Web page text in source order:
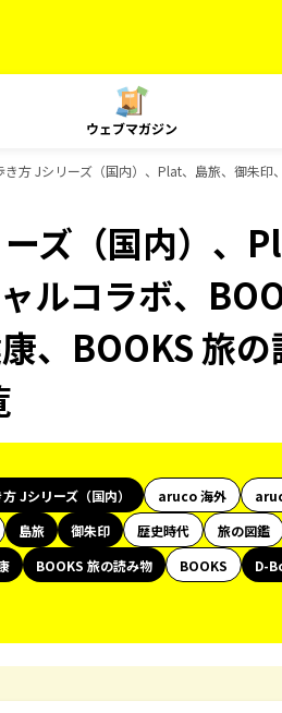
ウェブマガジン
き方 Jシリーズ（国内）、Plat、島旅、御朱印
ズ（国内）、
ルコラボ、
、BOOKS 旅
Jシリーズ（国内） aruco 海外
島旅 御朱印 歴史時代 旅の図鑑
BOOKS 旅の読み物 BOOKS
D-